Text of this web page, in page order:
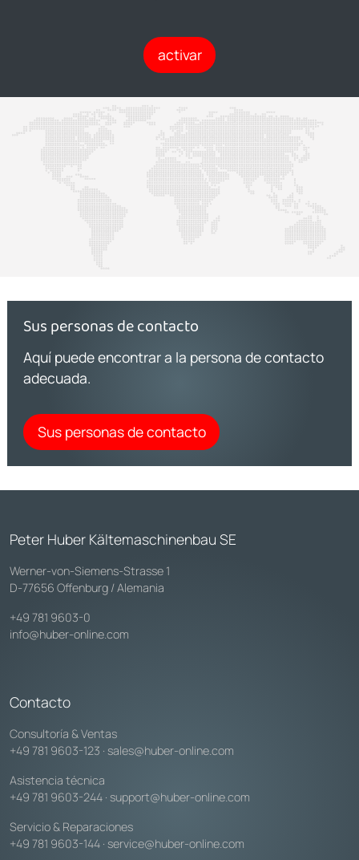
activar
Sus personas de contacto
Aquí puede encontrar a la persona de contacto
adecuada.
Sus personas de contacto
Peter Huber Kältemaschinenbau SE
Werner-von-Siemens-Strasse 1
D-77656 Offenburg / Alemania
+49 781 9603-0
info@huber-online.com
Contacto
Consultoría & Ventas
+49 781 9603-123 · sales@huber-online.com
Asistencia técnica
+49 781 9603-244 · support@huber-online.com
Servicio & Reparaciones
+49 781 9603-144 · service@huber-online.com